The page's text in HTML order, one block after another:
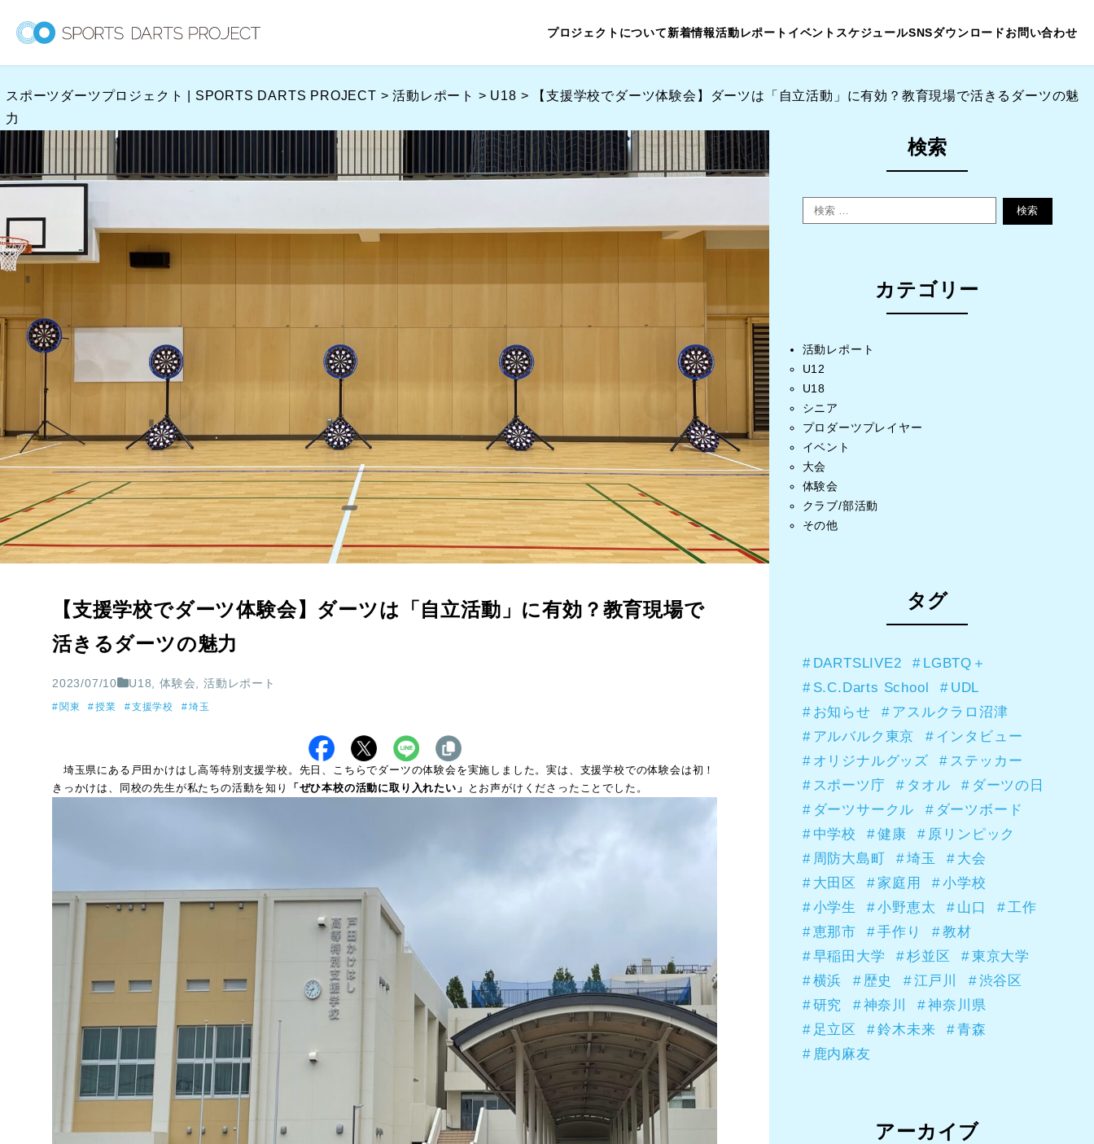
キ
ッ
プロジェクトについて新着情報活動レポート イベントスケジュールSNSダウンロードお問い合わせ
スポーツダーツプロジェクト | SPORTS DARTS PROJECT >活動レポート > U18 >
【支援学校でダーツ体験会】ダーツは「自立活動」に有効？教育現場で活きるダーツの魅
力
【支援学校でダーツ体験会】ダーツは「自立活動」に有効？教育現場で
活きるダーツの魅力
2023/07/10 U18 ,体験会 ,活動レポート
関東 授業 支援学校 埼玉
埼玉県にある 戸田かけはし高等特別支援学校 。先日、こちらでダーツの体験会を実施しました。実は、支援学校での体験会は初！
きっかけは、同校の先生が私たちの活動を知り
「ぜひ本校の活動に取り入れたい」 とお声がけくださったことでした。
検索
検索
カテゴリー
活動レポート
U12
U18
シニア
プロダーツプレイヤー
イベント
大会
体験会
クラブ/部活動
その他
タグ
DARTSLIVE2
LGBTQ＋
S.C.Darts School
UDL
お知らせ
アスルクラロ沼津
アルバルク東京
インタビュー
オリジナルグッズ
ステッカー
スポーツ庁
タオル
ダーツの日
ダーツサークル
ダーツボード
中学校
健康
原リンピック
周防大島町
埼玉
大会
大田区
家庭用
小学校
小学生
小野恵太 山口
工作
恵那市
手作り
教材
早稲田大学
杉並区
東京大学
横浜
歴史 江戸川
渋谷区
研究
神奈川
神奈川県
足立区
鈴木未来
青森
鹿内麻友
アーカイブ